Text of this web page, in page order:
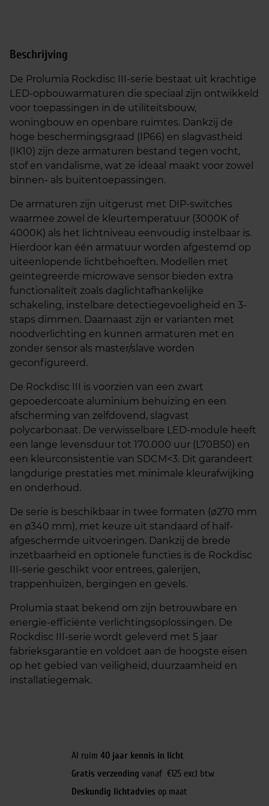
Beschrijving
De Prolumia Rockdisc III-serie bestaat uit krachtige
LED-opbouwarmaturen die speciaal zijn ontwikkeld
voor toepassingen in de utiliteitsbouw,
woningbouw en openbare ruimtes. Dankzij de
hoge beschermingsgraad (IP66) en slagvastheid
(IK10) zijn deze armaturen bestand tegen vocht,
stof en vandalisme, wat ze ideaal maakt voor zowel
binnen- als buitentoepassingen.
De armaturen zijn uitgerust met DIP-switches
waarmee zowel de kleurtemperatuur (3000K of
4000K) als het lichtniveau eenvoudig instelbaar is.
Hierdoor kan één armatuur worden afgestemd op
uiteenlopende lichtbehoeften. Modellen met
geïntegreerde microwave sensor bieden extra
functionaliteit zoals daglichtafhankelijke
schakeling, instelbare detectiegevoeligheid en 3-
staps dimmen. Daarnaast zijn er varianten met
noodverlichting en kunnen armaturen met en
zonder sensor als master/slave worden
geconfigureerd.
De Rockdisc III is voorzien van een zwart
gepoedercoate aluminium behuizing en een
afscherming van zelfdovend, slagvast
polycarbonaat. De verwisselbare LED-module heeft
een lange levensduur tot 170.000 uur (L70B50) en
een kleurconsistentie van SDCM<3. Dit garandeert
langdurige prestaties met minimale kleurafwijking
en onderhoud.
De serie is beschikbaar in twee formaten (ø270 mm
en ø340 mm), met keuze uit standaard of half-
afgeschermde uitvoeringen. Dankzij de brede
inzetbaarheid en optionele functies is de Rockdisc
III-serie geschikt voor entrees, galerijen,
trappenhuizen, bergingen en gevels.
Prolumia staat bekend om zijn betrouwbare en
energie-efficiënte verlichtingsoplossingen. De
Rockdisc III-serie wordt geleverd met 5 jaar
fabrieksgarantie en voldoet aan de hoogste eisen
op het gebied van veiligheid, duurzaamheid en
installatiegemak.
Al ruim 40 jaar kennis in licht
Gratis verzending vanaf €125 excl btw
Deskundig lichtadvies op maat